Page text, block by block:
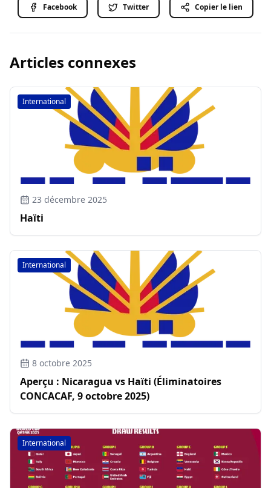
Facebook Twitter Copier le lien
Articles connexes
International
23 décembre 2025
Haïti
International
8 octobre 2025
Aperçu : Nicaragua vs Haïti (Éliminatoires
CONCACAF, 9 octobre 2025)
International